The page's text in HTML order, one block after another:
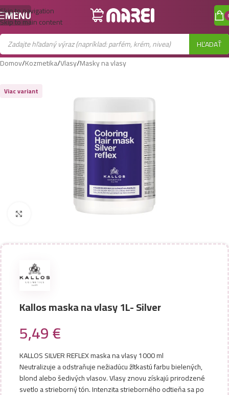
Skip to navigation
Skip to main content
MENU
HĽADAŤ
Domov/Kozmetika/Vlasy/Masky na vlasy
Viac variant
Zobraziť väčší obrázok
Kallos maska na vlasy 1L- Silver
5,49€
KALLOS SILVER REFLEX maska na vlasy 1000 ml
Neutralizuje a odstraňuje nežiadúcu žltkastú farbu bielených,
blond alebo šedivých vlasov. Vlasy znovu získajú prirodzené
svetlo a strieborný tón. Intenzita strieborného odtieňa sa po